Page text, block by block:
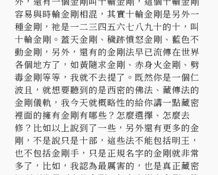
容易與時輪金剛相混， 其實十輪金剛是另外一
種金剛，祂是一二三四五六七八九十的十， 叫
十輪金剛。蓋天金剛、穢跡憤怒金剛、藍色不
動金剛，另外， 還有的金剛法早已流傳在世界
各個地方了，如黃隨求金剛、 赤身火金剛、劈
毒金剛等等，我就不去提了。既然你是一個仁
波且， 就想要聽到的是西密的佛法、藏傳法的
金剛儀軌， 我今天就概略性的給你講一點藏密
裡面的擁有金剛有哪些？ 怎麼選擇、怎麼去
修？比如以上說到了一些，另外還有更多的金
剛， 不是說只是十部，這些法不能包括明王，
也不包括金剛手， 只是正規名字的金剛就非常
多了，比如，我認為最厲害的， 也是真正藏密